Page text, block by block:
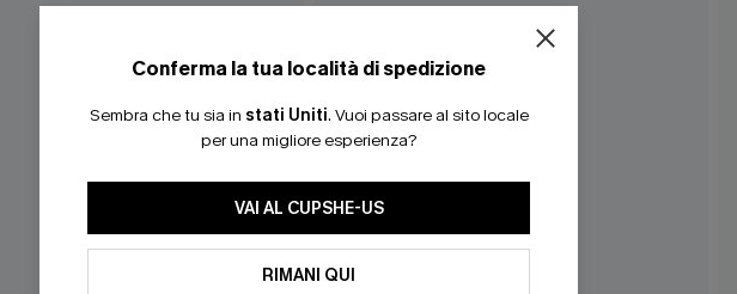
Conferma la tua località di spedizione
Sembra che tu sia in stati Uniti. Vuoi passare al sito locale
per una migliore esperienza?
VAI AL CUPSHE-US
RIMANI QUI